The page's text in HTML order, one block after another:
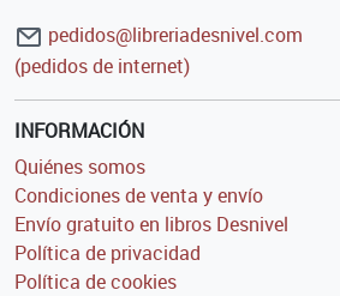
pedidos@libreriadesnivel.com
(pedidos de internet)
INFORMACIÓN
Quiénes somos
Condiciones de venta y envío
Envío gratuito en libros Desnivel
Política de privacidad
Política de cookies